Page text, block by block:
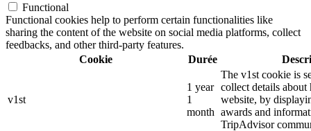
Functional
Functional cookies help to perform certain functionalities like
sharing the content of the website on social media platforms, collect
feedbacks, and other third-party features.
Cookie
Durée
v1st
1 year
1
month
The v1st cookie is
collect details
website, by
awards and
TripAdvisor